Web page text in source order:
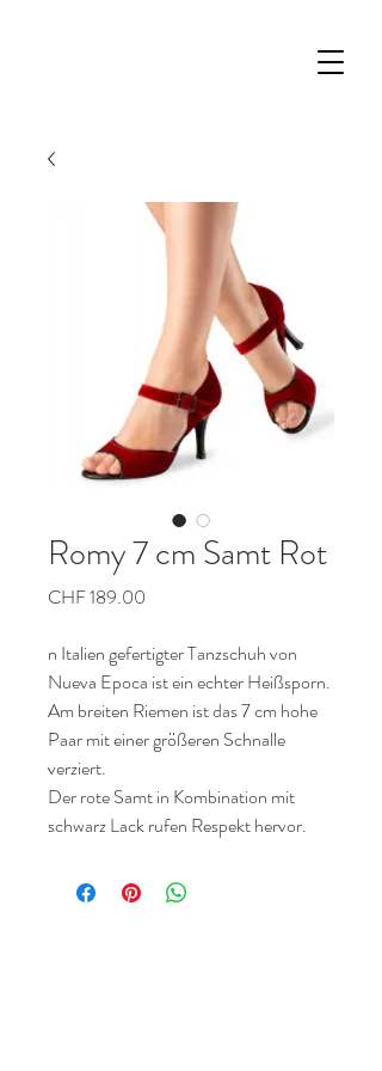
Romy 7 cm Samt Rot
CHF 189.00
n Italien gefertigter Tanzschuh von
Nueva Epoca ist ein echter Heißsporn.
Am breiten Riemen ist das 7 cm hohe
Paar mit einer größeren Schnalle
verziert.
Der rote Samt in Kombination mit
schwarz Lack rufen Respekt hervor.